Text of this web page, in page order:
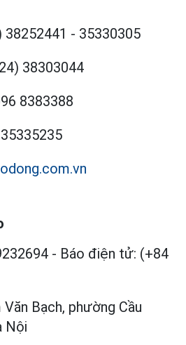
38252441 - 35330305
38303044
8383388
- Báo điện tử: (+84
Bạch, phường Cầu
Nội